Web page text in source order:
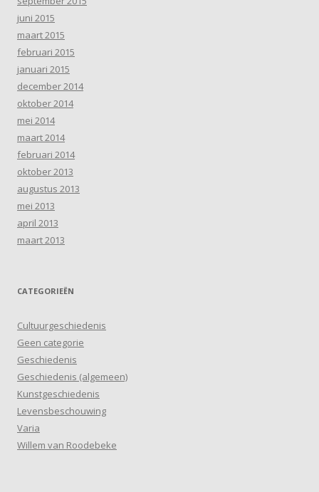
juni 2015
maart 2015
februari 2015
januari 2015
december 2014
oktober 2014
mei 2014
maart 2014
februari 2014
oktober 2013
augustus 2013
mei 2013
april 2013
maart 2013
CATEGORIEËN
Cultuurgeschiedenis
Geen categorie
Geschiedenis
Geschiedenis (algemeen)
Kunstgeschiedenis
Levensbeschouwing
Varia
Willem van Roodebeke